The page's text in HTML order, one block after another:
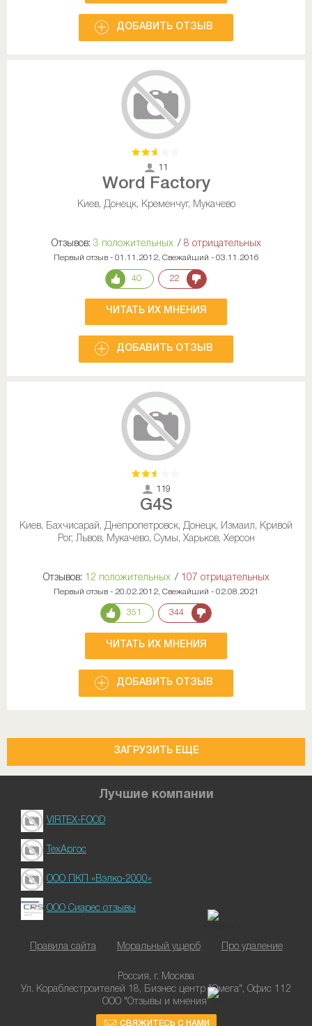
ДОБАВИТЬ ОТЗЫВ
11
Word Factory
Киев, Донецк, Кременчуг, Мукачево
Отзывов: 3 положительных / 8 отрицательных
Первый отзыв - 01.11.2012, Свежайший - 03.11.2016
40 22
ЧИТАТЬ ИХ МНЕНИЯ
ДОБАВИТЬ ОТЗЫВ
119
G4S
Киев, Бахчисарай, Днепропетровск, Донецк, Измаил, Кривой
Рог, Львов, Мукачево, Сумы, Харьков, Херсон
Отзывов: 12 положительных / 107 отрицательных
Первый отзыв - 20.02.2012, Свежайший - 02.08.2021
351 344
ЧИТАТЬ ИХ МНЕНИЯ
ДОБАВИТЬ ОТЗЫВ
ЗАГРУЗИТЬ ЕЩЕ
Лучшие компании
VIRTEX-FOOD
ТехАргос
ООО ПКП «Вэлко-2000»
ООО Сиарес отзывы
Правила сайта Моральный ущерб Про удаление
Россия, г. Москва
Ул. Кораблестроителей 18, Бизнес центр "Омега", Офис 112
ООО "Отзывы и мнения"
СВЯЖИТЕСЬ С НАМИ